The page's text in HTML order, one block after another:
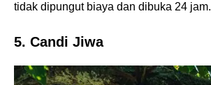
tidak dipungut biaya dan dibuka 24 jam.
5. Candi Jiwa